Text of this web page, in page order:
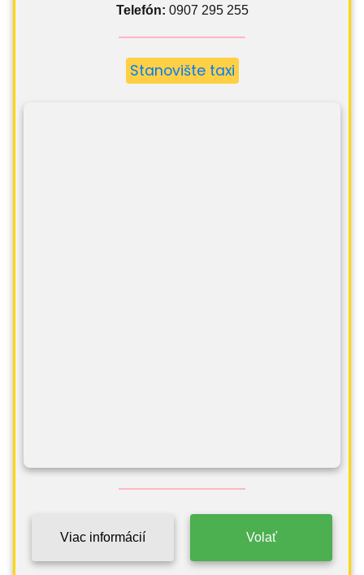
Telefón: 0907 295 255
Stanovište taxi
Viac informácií Volať